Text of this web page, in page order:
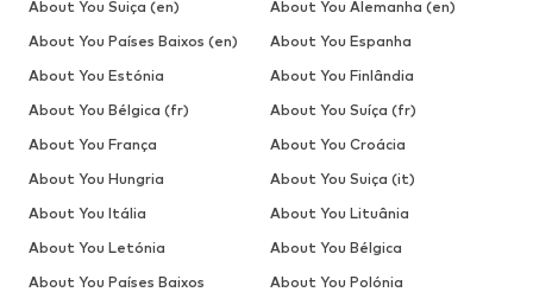
About You Suiça (en)
About You Alemanha (en)
About You Países Baixos (en)
About You Espanha
About You Estónia
About You Finlândia
About You Bélgica (fr)
About You Suíça (fr)
About You França
About You Croácia
About You Hungria
About You Suiça (it)
About You Itália
About You Lituânia
About You Letónia
About You Bélgica
About You Países Baixos
About You Polónia